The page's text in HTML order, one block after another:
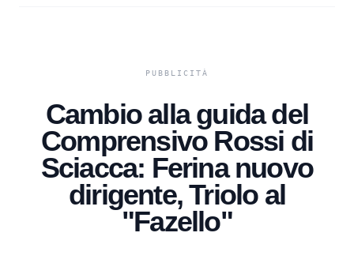
Cambio alla guida del
Comprensivo Rossi di
Sciacca: Ferina nuovo
dirigente, Triolo al
"Fazello"